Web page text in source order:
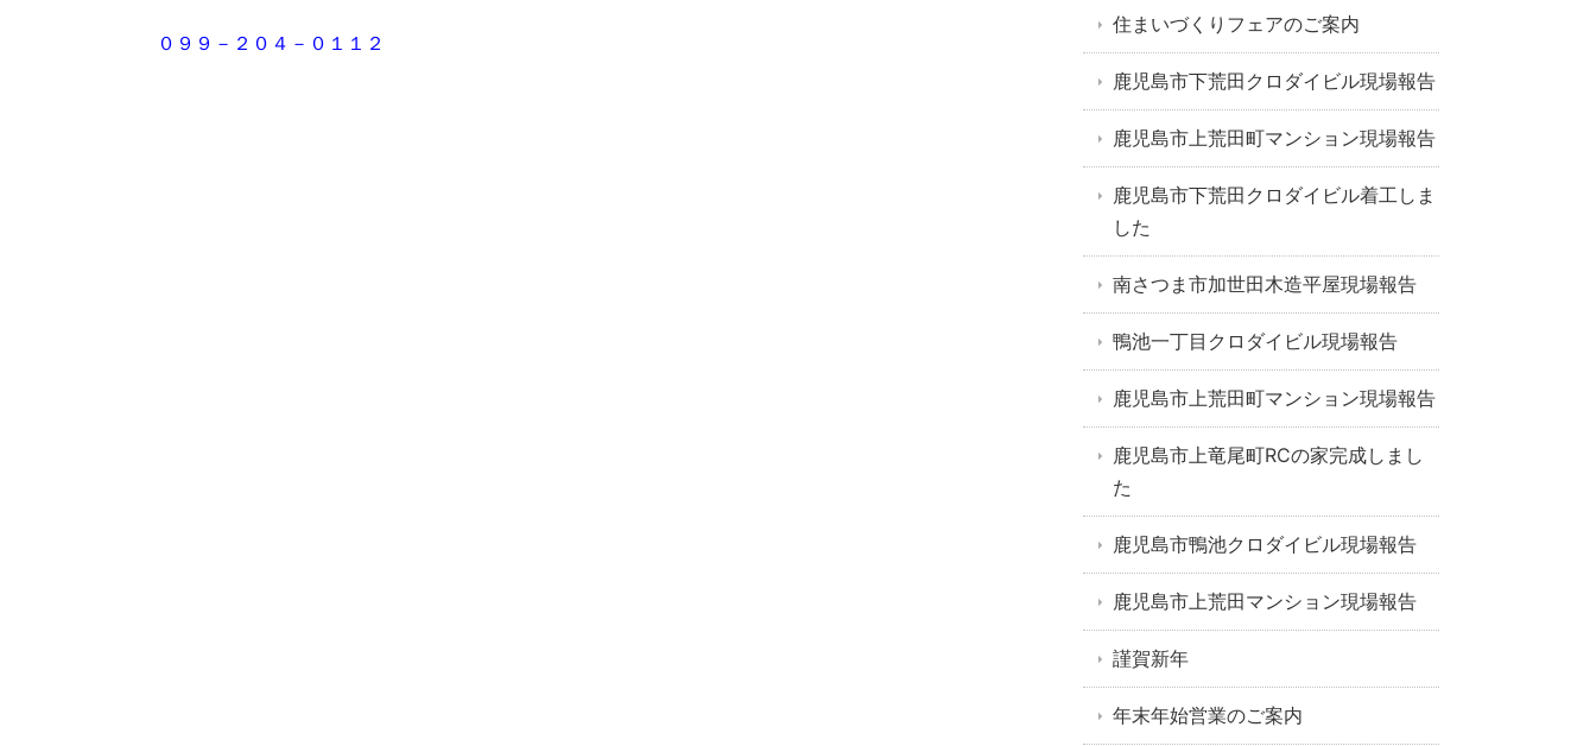
０９９－２０４－０１１２
住まいづくりフェアのご案内
鹿児島市下荒田クロダイビル現場報告
鹿児島市上荒田町マンション現場報告
鹿児島市下荒田クロダイビル着工しま
した
南さつま市加世田木造平屋現場報告
鴨池一丁目クロダイビル現場報告
鹿児島市上荒田町マンション現場報告
鹿児島市上竜尾町RCの家完成しまし
た
鹿児島市鴨池クロダイビル現場報告
鹿児島市上荒田マンション現場報告
謹賀新年
年末年始営業のご案内